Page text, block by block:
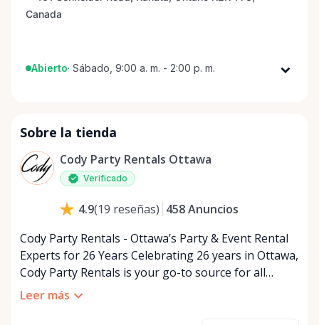
Abierto· Sábado, 9:00 a. m. - 2:00 p. m.
Miércoles
Jueves
9:00 a. m. - 5:00 p. m.
Viernes
Domingo
Sobre la tienda
Cody Party Rentals Ottawa
Verificado
4.9(19 reseñas) 458Anuncios
Cody Party Rentals - Ottawa’s Party & Event Rental
Experts for 26 Years Celebrating 26 years in Ottawa,
Cody Party Rentals is your go-to source for all
things party and event rentals. We’re proud to be a
Leer más